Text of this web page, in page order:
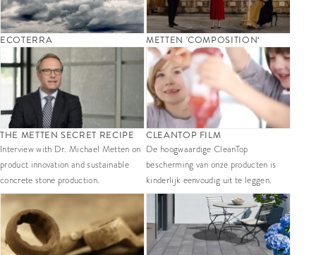
ECOTERRA METTEN 'COMPOSITION‘
THE METTEN SECRET RECIPE
Interview with Dr. Michael Metten on
product innovation and sustainable
concrete stone production.
CLEANTOP FILM
De hoogwaardige CleanTop
bescherming van onze producten is
kinderlijk eenvoudig uit te leggen.